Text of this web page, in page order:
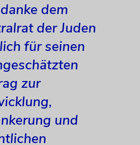
dem
der Juden
für seinen
zur
und